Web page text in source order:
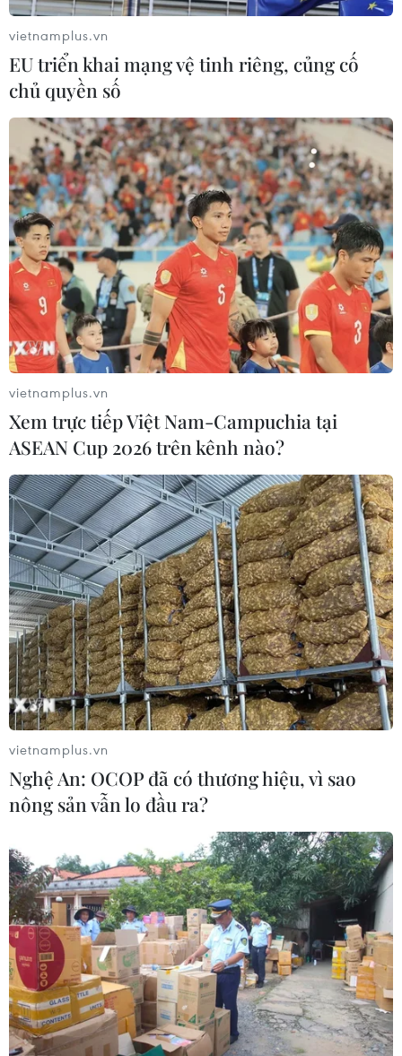
vietnamplus.vn
EU triển khai mạng vệ tinh riêng, củng cố
chủ quyền số
vietnamplus.vn
Xem trực tiếp Việt Nam-Campuchia tại
ASEAN Cup 2026 trên kênh nào?
vietnamplus.vn
Nghệ An: OCOP đã có thương hiệu, vì sao
nông sản vẫn lo đầu ra?